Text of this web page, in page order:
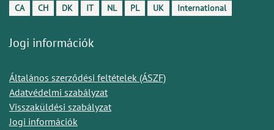
CA CH DK IT NL PL UK International
Jogi információk
Általános szerződési feltételek (ÁSZF)
Adatvédelmi szabályzat
Visszaküldési szabályzat
Jogi információk